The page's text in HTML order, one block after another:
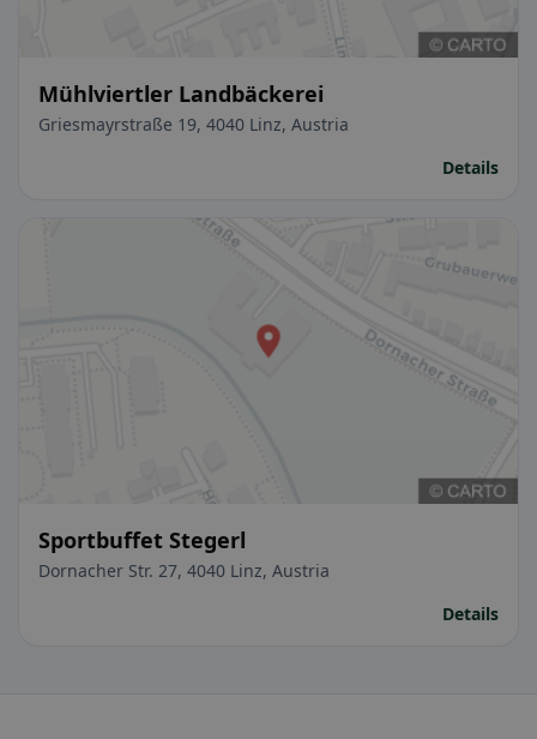
Mühlviertler Landbäckerei
Griesmayrstraße 19, 4040 Linz, Austria
Details
Sportbuffet Stegerl
Dornacher Str. 27, 4040 Linz, Austria
Details